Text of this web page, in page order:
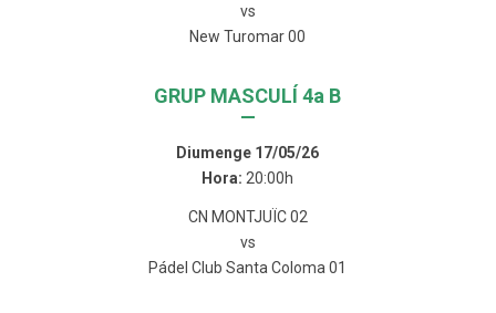
vs
New Turomar 00
GRUP MASCULÍ 4a B
—
Diumenge 17/05/26
Hora: 20:00h
CN MONTJUÏC 02
vs
Pádel Club Santa Coloma 01